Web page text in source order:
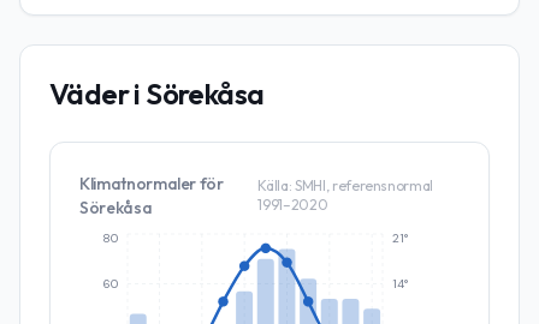
Väder i Sörekåsa
Klimatnormaler för
Sörekåsa
Källa: SMHI, referensnormal
1991–2020
60
80
14°
21°